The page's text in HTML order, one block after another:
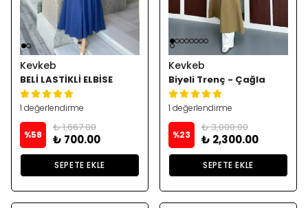
Kevkeb
BELİ LASTİKLİ ELBİSE
1 değerlendirme
%58
₺ 1,667.00
₺ 700.00
SEPETE EKLE
Kevkeb
Biyeli Trenç - Çağla
1 değerlendirme
%23
₺ 3,000.00
₺ 2,300.00
SEPETE EKLE